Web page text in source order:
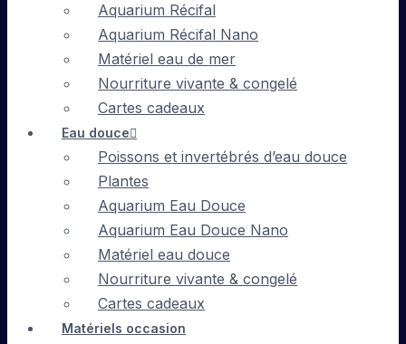
Aquarium Récifal
Aquarium Récifal Nano
Matériel eau de mer
Nourriture vivante & congelé
Cartes cadeaux
Eau douce
Poissons et invertébrés d’eau douce
Plantes
Aquarium Eau Douce
Aquarium Eau Douce Nano
Matériel eau douce
Nourriture vivante & congelé
Cartes cadeaux
Matériels occasion